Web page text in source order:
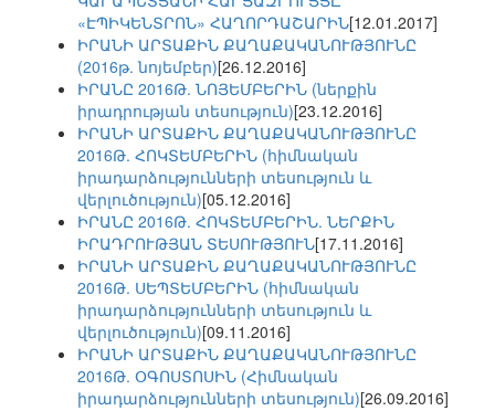
«ԷՊԻԿԵՆՏՐՈՆ» ՀԱՂՈՐԴԱՇԱՐԻՆ[12.01.2017]
ԻՐԱՆԻ ԱՐՏԱՔԻՆ ՔԱՂԱՔԱԿԱՆՈՒԹՅՈՒՆԸ
(2016թ. նոյեմբեր)[26.12.2016]
ԻՐԱՆԸ 2016Թ. ՆՈՅԵՄԲԵՐԻՆ (ներքին
իրադրության տեսություն)[23.12.2016]
ԻՐԱՆԻ ԱՐՏԱՔԻՆ ՔԱՂԱՔԱԿԱՆՈՒԹՅՈՒՆԸ
2016Թ. ՀՈԿՏԵՄԲԵՐԻՆ (հիմնական
իրադարձությունների տեսություն և
վերլուծություն)[05.12.2016]
ԻՐԱՆԸ 2016Թ. ՀՈԿՏԵՄԲԵՐԻՆ. ՆԵՐՔԻՆ
ԻՐԱԴՐՈՒԹՅԱՆ ՏԵՍՈՒԹՅՈՒՆ[17.11.2016]
ԻՐԱՆԻ ԱՐՏԱՔԻՆ ՔԱՂԱՔԱԿԱՆՈՒԹՅՈՒՆԸ
2016Թ. ՍԵՊՏԵՄԲԵՐԻՆ (հիմնական
իրադարձությունների տեսություն և
վերլուծություն)[09.11.2016]
ԻՐԱՆԻ ԱՐՏԱՔԻՆ ՔԱՂԱՔԱԿԱՆՈՒԹՅՈՒՆԸ
2016Թ. ՕԳՈՍՏՈՍԻՆ (Հիմնական
իրադարձությունների տեսություն)[26.09.2016]